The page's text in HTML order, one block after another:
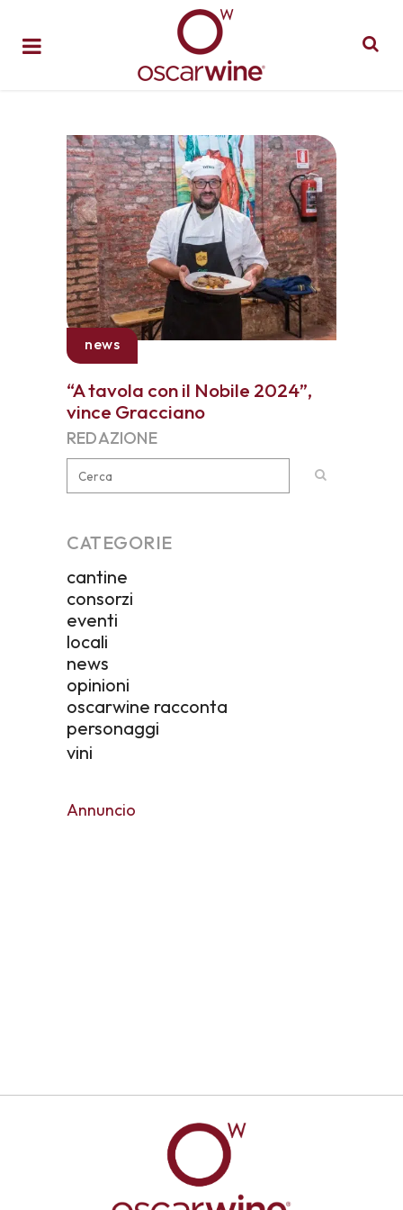
news
“A tavola con il Nobile 2024”,
vince Gracciano
REDAZIONE
CATEGORIE
cantine
consorzi
eventi
locali
news
opinioni
oscarwine racconta
personaggi
vini
Annuncio